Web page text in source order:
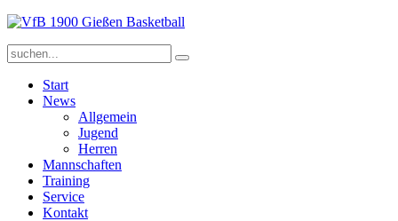
Start
News
Allgemein
Jugend
Herren
Mannschaften
Training
Service
Kontakt